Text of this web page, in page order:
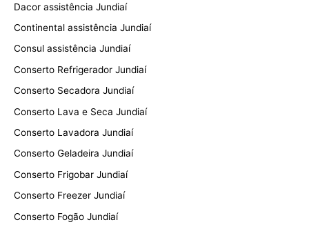
Dacor assistência Jundiaí
Continental assistência Jundiaí
Consul assistência Jundiaí
Conserto Refrigerador Jundiaí
Conserto Secadora Jundiaí
Conserto Lava e Seca Jundiaí
Conserto Lavadora Jundiaí
Conserto Geladeira Jundiaí
Conserto Frigobar Jundiaí
Conserto Freezer Jundiaí
Conserto Fogão Jundiaí